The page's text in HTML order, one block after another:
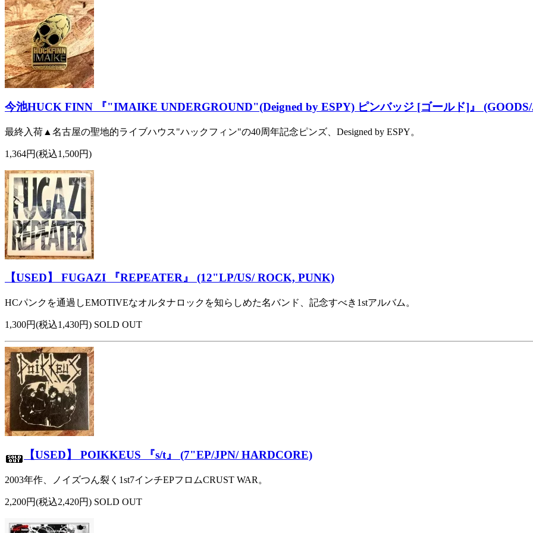
今池HUCK FINN 『"IMAIKE UNDERGROUND"(Deigned by ESPY) ピンバッジ [ゴールド]』
最終入荷▲名古屋の聖地的ライブハウス"ハックフィン"の40周年記念ピンズ、Designed by ESPY。
1,364円(税込1,500円)
【USED】 FUGAZI 『REPEATER』 (12"LP/US/ ROCK, PUNK)
HCパンクを通過しEMOTIVEなオルタナロックを知らしめた名バンド、記念すべき1stアルバム。
1,300円(税込1,430円) SOLD OUT
【USED】 POIKKEUS 『s/t』 (7"EP/JPN/ HARDCORE)
2003年作、ノイズつん裂く1st7インチEPフロムCRUST WAR。
2,200円(税込2,420円) SOLD OUT